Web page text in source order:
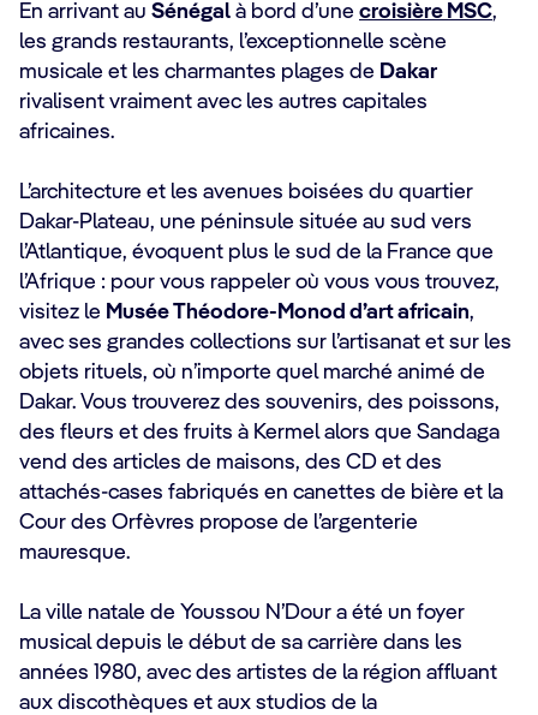
En arrivant au Sénégal à bord d’une croisière MSC,
les grands restaurants, l’exceptionnelle scène
musicale et les charmantes plages de Dakar
rivalisent vraiment avec les autres capitales
africaines.
L’architecture et les avenues boisées du quartier
Dakar-Plateau, une péninsule située au sud vers
l’Atlantique, évoquent plus le sud de la France que
l’Afrique : pour vous rappeler où vous vous trouvez,
visitez le Musée Théodore-Monod d’art africain,
avec ses grandes collections sur l’artisanat et sur les
objets rituels, où n’importe quel marché animé de
Dakar. Vous trouverez des souvenirs, des poissons,
des fleurs et des fruits à Kermel alors que Sandaga
vend des articles de maisons, des CD et des
attachés-cases fabriqués en canettes de bière et la
Cour des Orfèvres propose de l’argenterie
mauresque.
La ville natale de Youssou N’Dour a été un foyer
musical depuis le début de sa carrière dans les
années 1980, avec des artistes de la région affluant
aux discothèques et aux studios de la